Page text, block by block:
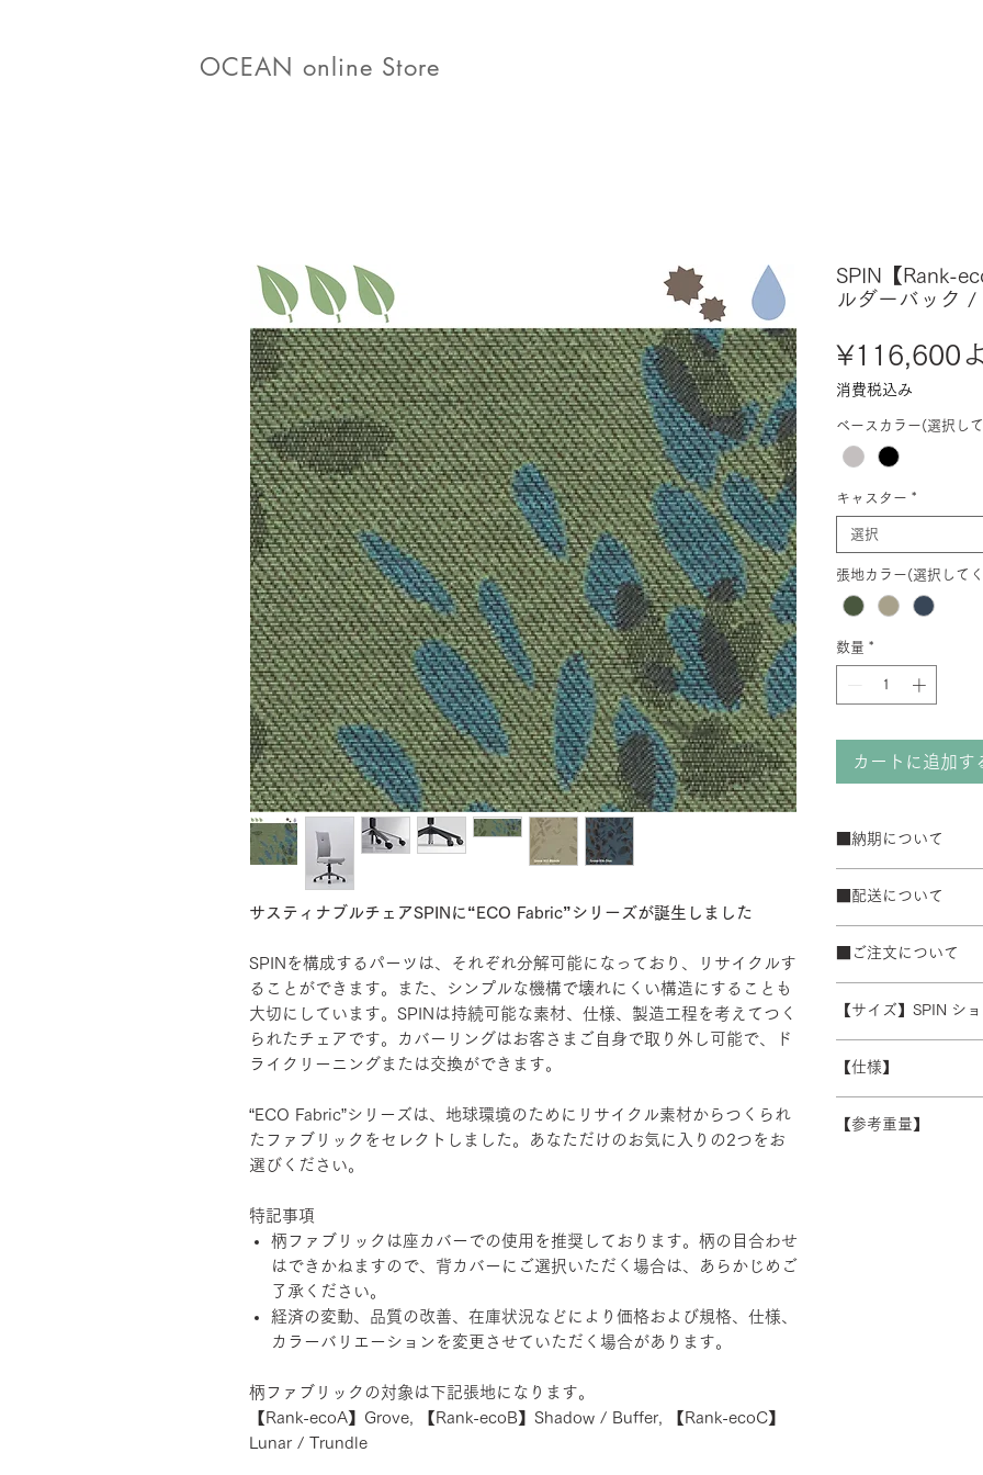
OCEAN online Store
サスティナブルチェアSPINに“ECO Fabric”シリーズが誕生しました
SPINを構成するパーツは、それぞれ分解可能になっており、リサイクルす
ることができます。また、シンプルな機構で壊れにくい構造にすることも
大切にしています。SPINは持続可能な素材、仕様、製造工程を考えてつく
られたチェアです。カバーリングはお客さまご自身で取り外し可能で、ド
ライクリーニングまたは交換ができます。
“ECO Fabric”シリーズは、地球環境のためにリサイクル素材からつくられ
たファブリックをセレクトしました。あなただけのお気に入りの2つをお
選びください。
特記事項
柄ファブリックは座カバーでの使用を推奨しております。柄の目合わせ
はできかねますので、背カバーにご選択いただく場合は、あらかじめご
了承ください。
経済の変動、品質の改善、在庫状況などにより価格および規格、仕様、
カラーバリエーションを変更させていただく場合があります。
柄ファブリックの対象は下記張地になります。
【Rank-ecoA】Grove, 【Rank-ecoB】Shadow / Buffer, 【Rank-ecoC】
Lunar / Trundle
SPIN【Rank-
ルダーバック /
¥116,600
消費税込み
ベースカラー(選択し
キャスター *
選択
張地カラー(選択して
数量 *
カートに追加す
■納期について
ブラック粉体塗
50台以上の場合は要
て納期が変動するこ
■配送について
配送エリアによって
※数量によって配送
ます。 離島・一部
受注生産の為、配
す。詳細なお時間帯
できない場合がござ
■ご注文について
ズ等)、キャンセル
さい。
【サイズ】SPIN シ
【仕様】
シート：PP・モ
【参考重量】